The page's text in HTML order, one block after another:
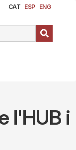
CAT ESP ENG
l'HUB i